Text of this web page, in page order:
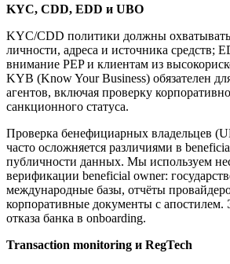
KYC, CDD, EDD и UBO
KYC/CDD политики должны
личности, адреса и источника средств;
внимание PEP и клиентам из
KYB (Know Your Business) обязателен
агентов, включая проверку
санкционного статуса.
Проверка бенефициарных владельцев
часто осложняется различиями в
публичности данных. Мы используем
верификации beneficial owner:
международные базы, отчёты
корпоративные документы с апостилем.
отказа банка в onboarding.
Transaction monitoring и RegTech